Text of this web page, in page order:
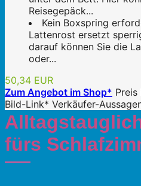
Reisegepäck...
Kein Boxspring
Lattenrost ersetzt
darauf können Sie die
oder...
50,34 EUR
Zum Angebot im Shop* Preis
Bild-Link* Verkäufer-
fürs